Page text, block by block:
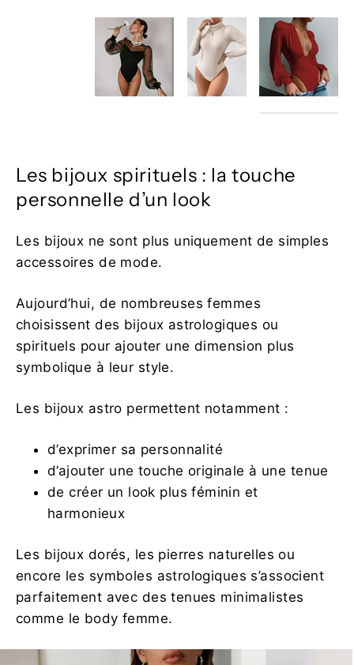
Les bijoux spirituels : la touche
personnelle d’un look
Les bijoux ne sont plus uniquement de simples
accessoires de mode.
Aujourd’hui, de nombreuses femmes
choisissent des bijoux astrologiques ou
spirituels pour ajouter une dimension plus
symbolique à leur style.
Les bijoux astro permettent notamment :
d’exprimer sa personnalité
d’ajouter une touche originale à une tenue
de créer un look plus féminin et
harmonieux
Les bijoux dorés, les pierres naturelles ou
encore les symboles astrologiques s’associent
parfaitement avec des tenues minimalistes
comme le body femme.